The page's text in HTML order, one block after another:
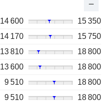
14 600
15 350
14 170
15 750
13 810
18 800
13 600
18 800
9 510
18 800
9 510
18 800